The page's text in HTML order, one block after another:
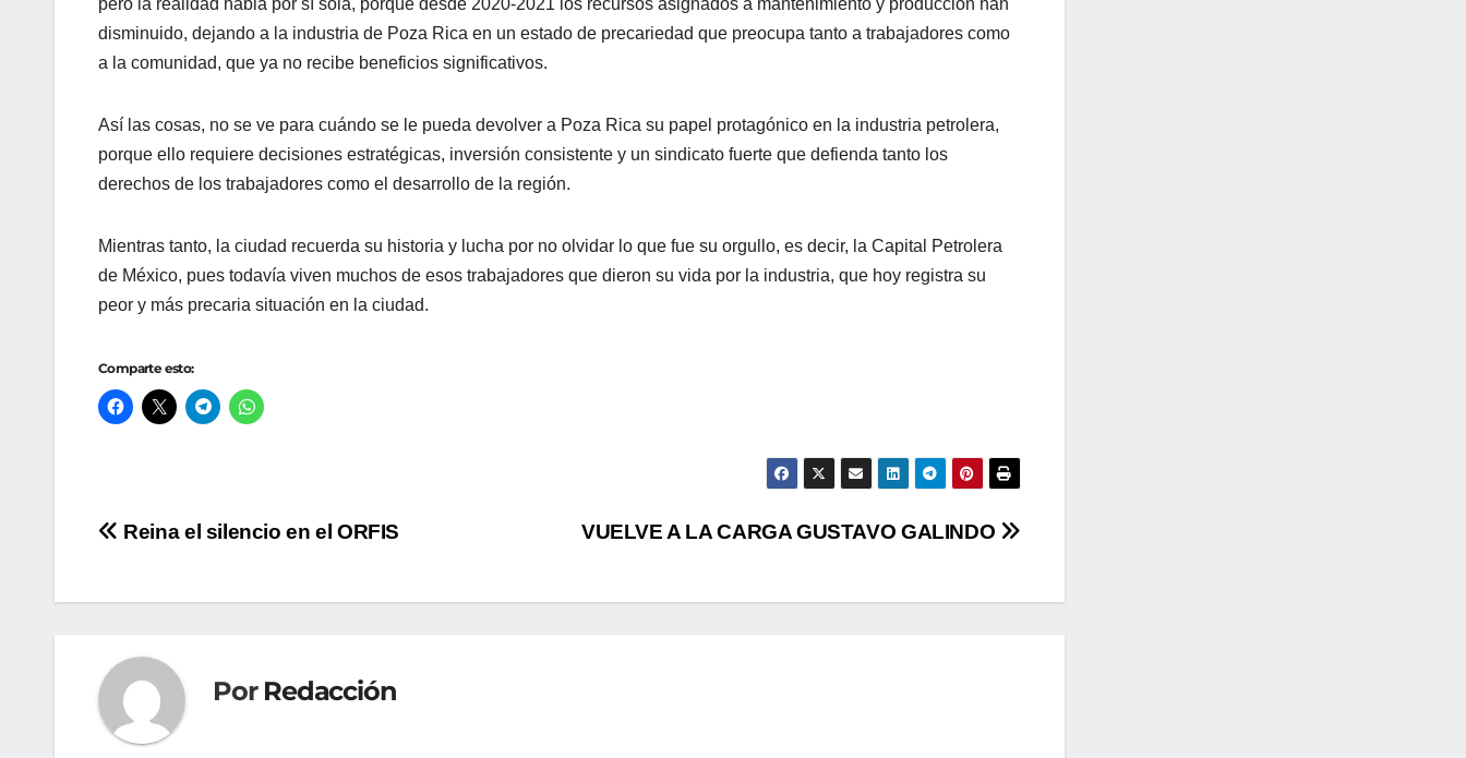
pero la realidad habla por sí sola, porque desde 2020-2021 los recursos asignados a mantenimiento y producción han
disminuido, dejando a la industria de Poza Rica en un estado de precariedad que preocupa tanto a trabajadores como
a la comunidad, que ya no recibe beneficios significativos.
Así las cosas, no se ve para cuándo se le pueda devolver a Poza Rica su papel protagónico en la industria petrolera,
porque ello requiere decisiones estratégicas, inversión consistente y un sindicato fuerte que defienda tanto los
derechos de los trabajadores como el desarrollo de la región.
Mientras tanto, la ciudad recuerda su historia y lucha por no olvidar lo que fue su orgullo, es decir, la Capital Petrolera
de México, pues todavía viven muchos de esos trabajadores que dieron su vida por la industria, que hoy registra su
peor y más precaria situación en la ciudad.
Comparte esto:
Navegación
VUELVE A LA CARGA GUSTAVO GALINDO
Reina el silencio en el ORFIS
Por Redacción